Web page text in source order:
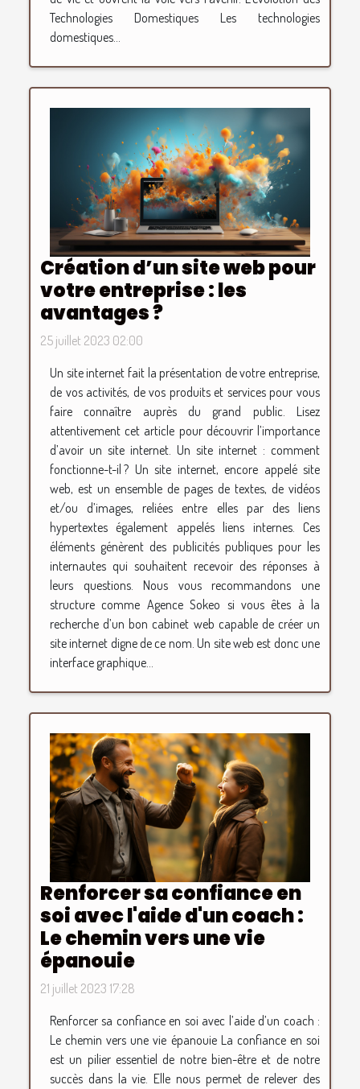
Technologies Domestiques Les technologies
domestiques...
Création d’un site web pour
votre entreprise : les
avantages ?
25 juillet 2023 02:00
Un site internet fait la présentation de votre entreprise,
de vos activités, de vos produits et services pour vous
faire connaître auprès du grand public. Lisez
attentivement cet article pour découvrir l’importance
d’avoir un site internet. Un site internet : comment
fonctionne-t-il ? Un site internet, encore appelé site
web, est un ensemble de pages de textes, de vidéos
et/ou d’images, reliées entre elles par des liens
hypertextes également appelés liens internes. Ces
éléments génèrent des publicités publiques pour les
internautes qui souhaitent recevoir des réponses à
leurs questions. Nous vous recommandons une
structure comme Agence Sokeo si vous êtes à la
recherche d’un bon cabinet web capable de créer un
site internet digne de ce nom. Un site web est donc une
interface graphique...
Renforcer sa confiance en
soi avec l'aide d'un coach :
Le chemin vers une vie
épanouie
21 juillet 2023 17:28
Renforcer sa confiance en soi avec l’aide d’un coach :
Le chemin vers une vie épanouie La confiance en soi
est un pilier essentiel de notre bien-être et de notre
succès dans la vie. Elle nous permet de relever des